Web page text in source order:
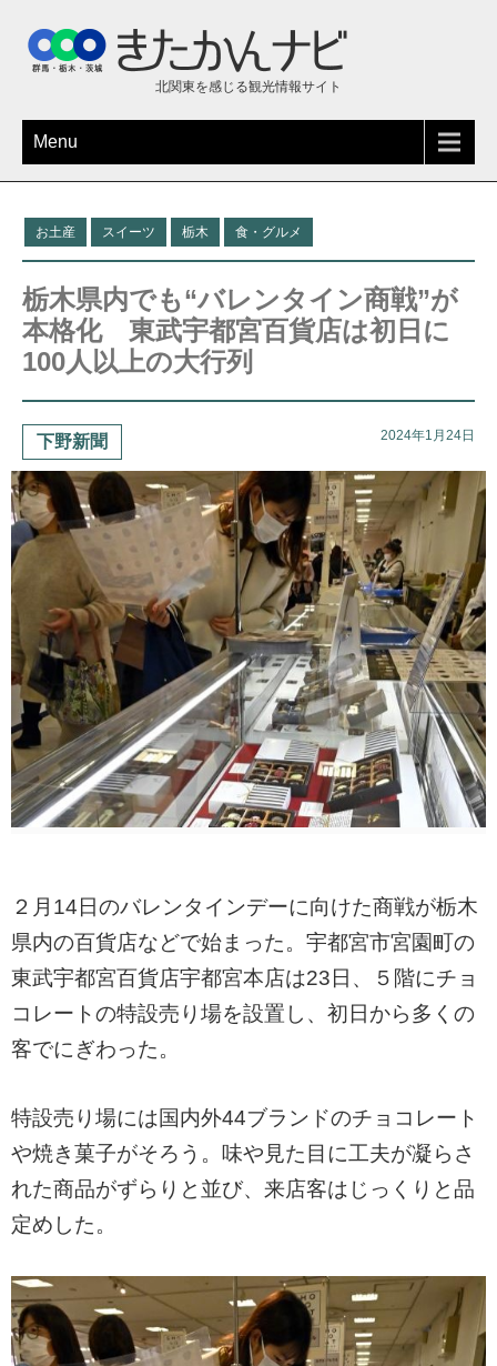
北関東を感じる観光情報サイト
Menu
お土産 スイーツ 栃木 食・グルメ
栃木県内でも“バレンタイン商戦”が
本格化 東武宇都宮百貨店は初日に
100人以上の大行列
下野新聞 2024年1月24日
２月14日のバレンタインデーに向けた商戦が栃木
県内の百貨店などで始まった。宇都宮市宮園町の
東武宇都宮百貨店宇都宮本店は23日、５階にチョ
コレートの特設売り場を設置し、初日から多くの
客でにぎわった。
特設売り場には国内外44ブランドのチョコレート
や焼き菓子がそろう。味や見た目に工夫が凝らさ
れた商品がずらりと並び、来店客はじっくりと品
定めした。